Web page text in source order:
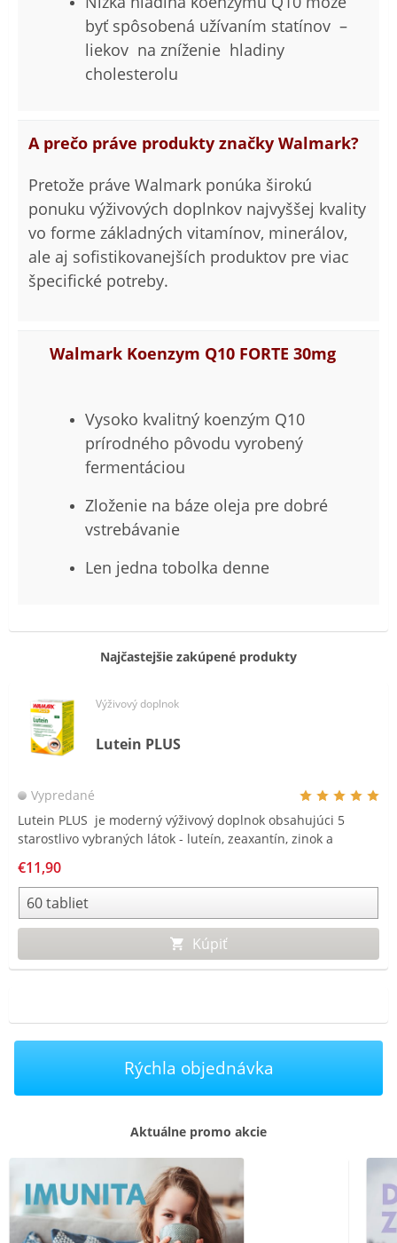
byť spôsobená užívaním statínov –
liekov na zníženie hladiny
cholesterolu
A prečo práve produkty značky Walmark?
Pretože práve Walmark ponúka širokú
ponuku výživových doplnkov najvyššej kvality
vo forme základných vitamínov, minerálov,
ale aj sofistikovanejších produktov pre viac
špecifické potreby.
Walmark Koenzym Q10 FORTE 30mg
Vysoko kvalitný koenzým Q10
prírodného pôvodu vyrobený
fermentáciou
Zloženie na báze oleja pre dobré
vstrebávanie
Len jedna tobolka denne
Najčastejšie zakúpené produkty
Výživový doplnok
Lutein PLUS
Vypredané
Lutein PLUS je moderný výživový doplnok obsahujúci 5
starostlivo vybraných látok - luteín, zeaxantín, zinok a
€11,90
Kúpiť
Rýchla objednávka
Aktuálne promo akcie